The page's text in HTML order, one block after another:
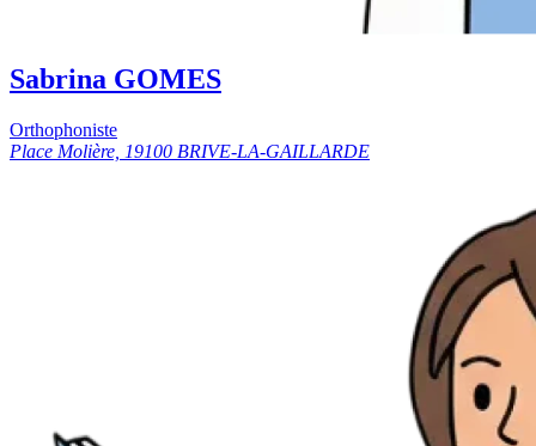
Sabrina GOMES
Orthophoniste
Place Molière, 19100 BRIVE-LA-GAILLARDE